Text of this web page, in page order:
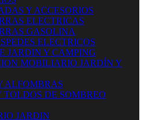
Y ACCESORIOS
ELECTRICAS
GASOLINA
ELECTRICOS
JARDIN Y CAMPING
MOBILIARIO JARDÍN Y
ALFOMBRAS
TOLDOS DE SOMBREO
JARDIN